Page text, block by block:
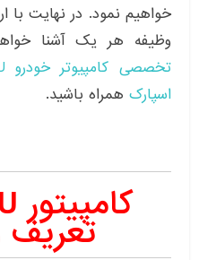
خواهیم نمود. در نهایت با
وظیفه هر یک آشنا
تخصصی کامپیوتر خودرو ECU به زبان فارسی
اسپارک همراه باشید.
تعریف